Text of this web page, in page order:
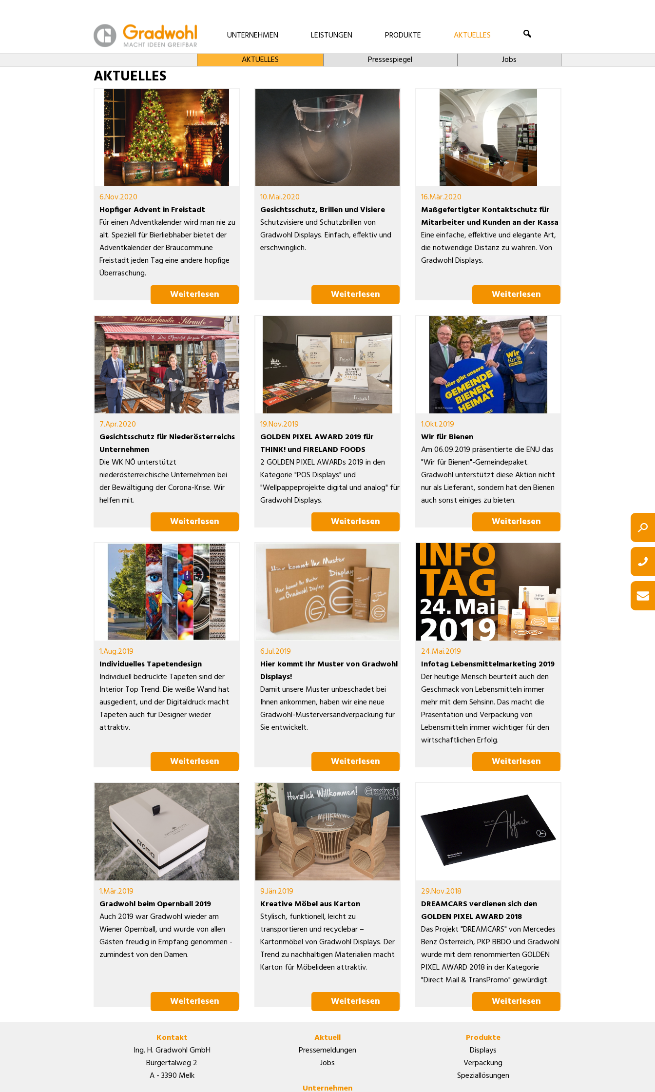
UNTERNEHMEN LEISTUNGEN PRODUKTE
AKTUELLES
AKTUELLES
Pressespiegel Jobs
AKTUELLES
6.Nov.2020
Hopfiger Advent in Freistadt
Für einen Adventkalender wird man nie zu
alt. Speziell für Bierliebhaber bietet der
Adventkalender der Braucommune
Freistadt jeden Tag eine andere hopfige
Überraschung.
Weiterlesen
10.Mai.2020
Gesichtsschutz, Brillen und Visiere
Schutzvisiere und Schutzbrillen von
Gradwohl Displays. Einfach, effektiv und
erschwinglich.
Weiterlesen
16.Mär.2020
Maßgefertigter Kontaktschutz für
Mitarbeiter und Kunden an der Kassa
Eine einfache, effektive und elegante Art,
die notwendige Distanz zu wahren. Von
Gradwohl Displays.
Weiterlesen
7.Apr.2020
Gesichtsschutz für Niederösterreichs
Unternehmen
Die WK NÖ unterstützt
niederösterreichische Unternehmen bei
der Bewältigung der Corona-Krise. Wir
helfen mit.
Weiterlesen
19.Nov.2019
GOLDEN PIXEL AWARD 2019 für
THINK! und FIRELAND FOODS
2 GOLDEN PIXEL AWARDs 2019 in den
Kategorie "POS Displays" und
"Wellpappeprojekte digital und analog" für
Gradwohl Displays.
Weiterlesen
1.Okt.2019
Wir für Bienen
Am 06.09.2019 präsentierte die ENU das
"Wir für Bienen"-Gemeindepaket.
Gradwohl unterstützt diese Aktion nicht
nur als Lieferant, sondern hat den Bienen
auch sonst einiges zu bieten.
Weiterlesen
1.Aug.2019
Individuelles Tapetendesign
Individuell bedruckte Tapeten sind der
Interior Top Trend. Die weiße Wand hat
ausgedient, und der Digitaldruck macht
Tapeten auch für Designer wieder
attraktiv.
Weiterlesen
6.Jul.2019
Hier kommt Ihr Muster von Gradwohl
Displays!
Damit unsere Muster unbeschadet bei
Ihnen ankommen, haben wir eine neue
Gradwohl-Musterversandverpackung für
Sie entwickelt.
Weiterlesen
24.Mai.2019
Infotag Lebensmittelmarketing 2019
Der heutige Mensch beurteilt auch den
Geschmack von Lebensmitteln immer
mehr mit dem Sehsinn. Das macht die
Präsentation und Verpackung von
Lebensmitteln immer wichtiger für den
wirtschaftlichen Erfolg.
Weiterlesen
1.Mär.2019
Gradwohl beim Opernball 2019
Auch 2019 war Gradwohl wieder am
Wiener Opernball, und wurde von allen
Gästen freudig in Empfang genommen -
zumindest von den Damen.
Weiterlesen
9.Jän.2019
Kreative Möbel aus Karton
Stylisch, funktionell, leicht zu
transportieren und recyclebar –
Kartonmöbel von Gradwohl Displays. Der
Trend zu nachhaltigen Materialien macht
Karton für Möbelideen attraktiv.
Weiterlesen
29.Nov.2018
DREAMCARS verdienen sich den
GOLDEN PIXEL AWARD 2018
Das Projekt "DREAMCARS" von Mercedes
Benz Österreich, PKP BBDO und Gradwohl
wurde mit dem renommierten GOLDEN
PIXEL AWARD 2018 in der Kategorie
"Direct Mail & TransPromo" gewürdigt.
Weiterlesen
Kontakt
Ing. H. Gradwohl GmbH
Bürgertalweg 2
A - 3390 Melk
Aktuell
Pressemeldungen
Jobs
Unternehmen
Produkte
Displays
Verpackung
Speziallösungen